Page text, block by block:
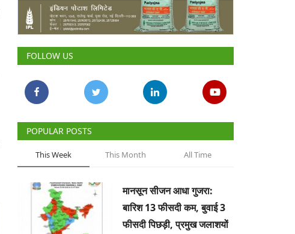
FOLLOW US
POPULAR POSTS
This Week This Month All Time
मानसून सीजन आधा गुजरा:
बारिश 13 फीसदी कम, बुवाई 3
फीसदी पिछड़ी, प्रमुख जलाशयों